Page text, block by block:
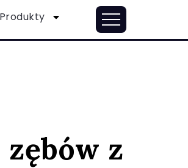
Produkty
zębów z